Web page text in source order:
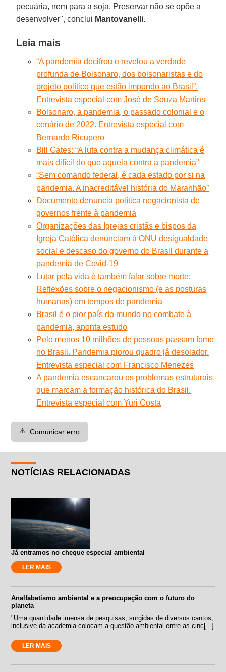
pecuária, nem para a soja. Preservar não se opõe a
desenvolver", conclui Mantovanelli.
Leia mais
“A pandemia decifrou e revelou a verdade
profunda de Bolsonaro, dos bolsonaristas e do
projeto político que estão impondo ao Brasil”.
Entrevista especial com José de Souza Martins
Bolsonaro, a pandemia, o passado colonial e o
cenário de 2022. Entrevista especial com
Bernardo Ricupero
Bill Gates: “A luta contra a mudança climática é
mais difícil do que aquela contra a pandemia”
“Sem comando federal, é cada estado por si na
pandemia. A inacreditável história do Maranhão”
Documento denuncia política negacionista de
governos frente à pandemia
Organizações das Igrejas cristãs e bispos da
Igreja Católica denunciam à ONU desigualdade
social e descaso do governo do Brasil durante a
pandemia de Covid-19
Lutar pela vida é também falar sobre morte:
Reflexões sobre o negacionismo (e as posturas
humanas) em tempos de pandemia
Brasil é o pior país do mundo no combate à
pandemia, aponta estudo
Pelo menos 10 milhões de pessoas passam fome
no Brasil. Pandemia piorou quadro já desolador.
Entrevista especial com Francisco Menezes
A pandemia escancarou os problemas estruturais
que marcam a formação histórica do Brasil.
Entrevista especial com Yuri Costa
⚠️ Comunicar erro
NOTÍCIAS RELACIONADAS
Já entramos no cheque especial ambiental
LER MAIS
Analfabetismo ambiental e a preocupação com o futuro do
planeta
"Uma quantidade imensa de pesquisas, surgidas de diversos cantos,
inclusive da academia colocam a questão ambiental entre as cinc[...]
LER MAIS